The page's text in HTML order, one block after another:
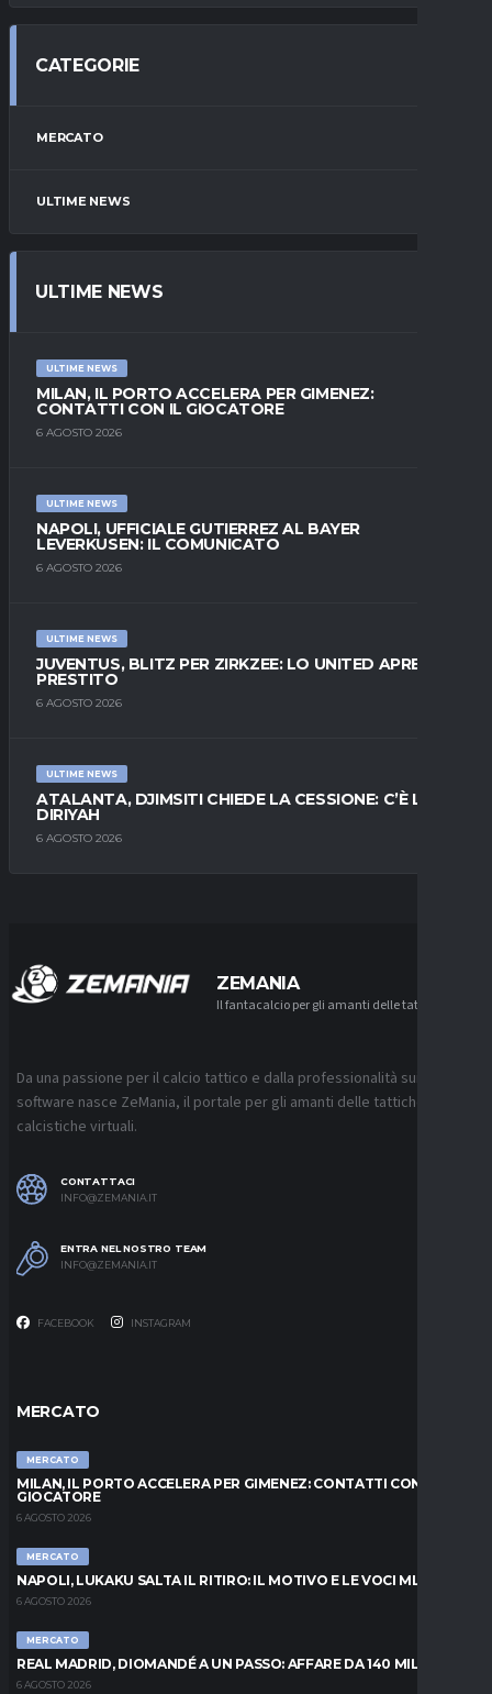
CATEGORIE
MERCATO
ULTIME NEWS
ULTIME NEWS
ULTIME NEWS
MILAN, IL PORTO ACCELERA PER GIMENEZ:
CONTATTI CON IL GIOCATORE
6 AGOSTO 2026
ULTIME NEWS
NAPOLI, UFFICIALE GUTIERREZ AL BAYER
LEVERKUSEN: IL COMUNICATO
6 AGOSTO 2026
ULTIME NEWS
JUVENTUS, BLITZ PER ZIRKZEE: LO UNITED APRE AL
PRESTITO
6 AGOSTO 2026
ULTIME NEWS
ATALANTA, DJIMSITI CHIEDE LA CESSIONE: C’È L’AL-
DIRIYAH
6 AGOSTO 2026
ZEMANIA
Il fantacalcio per gli amanti delle tattiche
Da una passione per il calcio tattico e dalla professionalità sui
software nasce ZeMania, il portale per gli amanti delle tattiche
calcistiche virtuali.
CONTATTACI
INFO@ZEMANIA.IT
ENTRA NEL NOSTRO TEAM
INFO@ZEMANIA.IT
FACEBOOK INSTAGRAM
MERCATO
MERCATO
MILAN, IL PORTO ACCELERA PER GIMENEZ: CONTATTI CON IL
GIOCATORE
6 AGOSTO 2026
MERCATO
NAPOLI, LUKAKU SALTA IL RITIRO: IL MOTIVO E LE VOCI MLS
6 AGOSTO 2026
MERCATO
REAL MADRID, DIOMANDÉ A UN PASSO: AFFARE DA 140 MILIONI
6 AGOSTO 2026